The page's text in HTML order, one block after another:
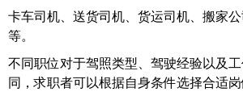
卡车司机、送货司机、货运司机、搬家
等。
不同职位对于驾照类型、驾驶经验以及
同，求职者可以根据自身条件选择合适岗